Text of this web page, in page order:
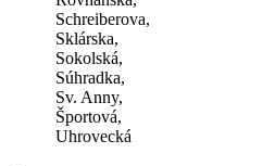
Schreiberova,
Sklárska,
Sokolská,
Súhradka,
Sv. Anny,
Športová,
Uhrovecká